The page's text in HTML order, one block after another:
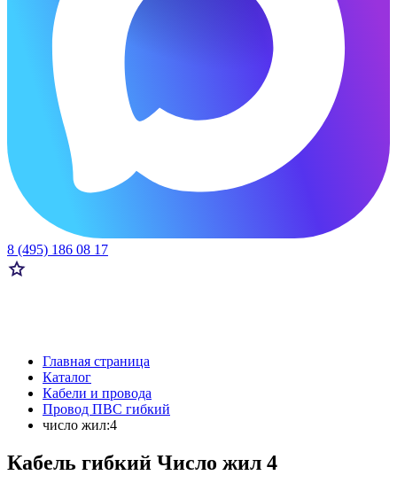
8 (495) 186 08 17
Главная страница
Каталог
Кабели и провода
Провод ПВС гибкий
число жил:4
Кабель гибкий Число жил 4